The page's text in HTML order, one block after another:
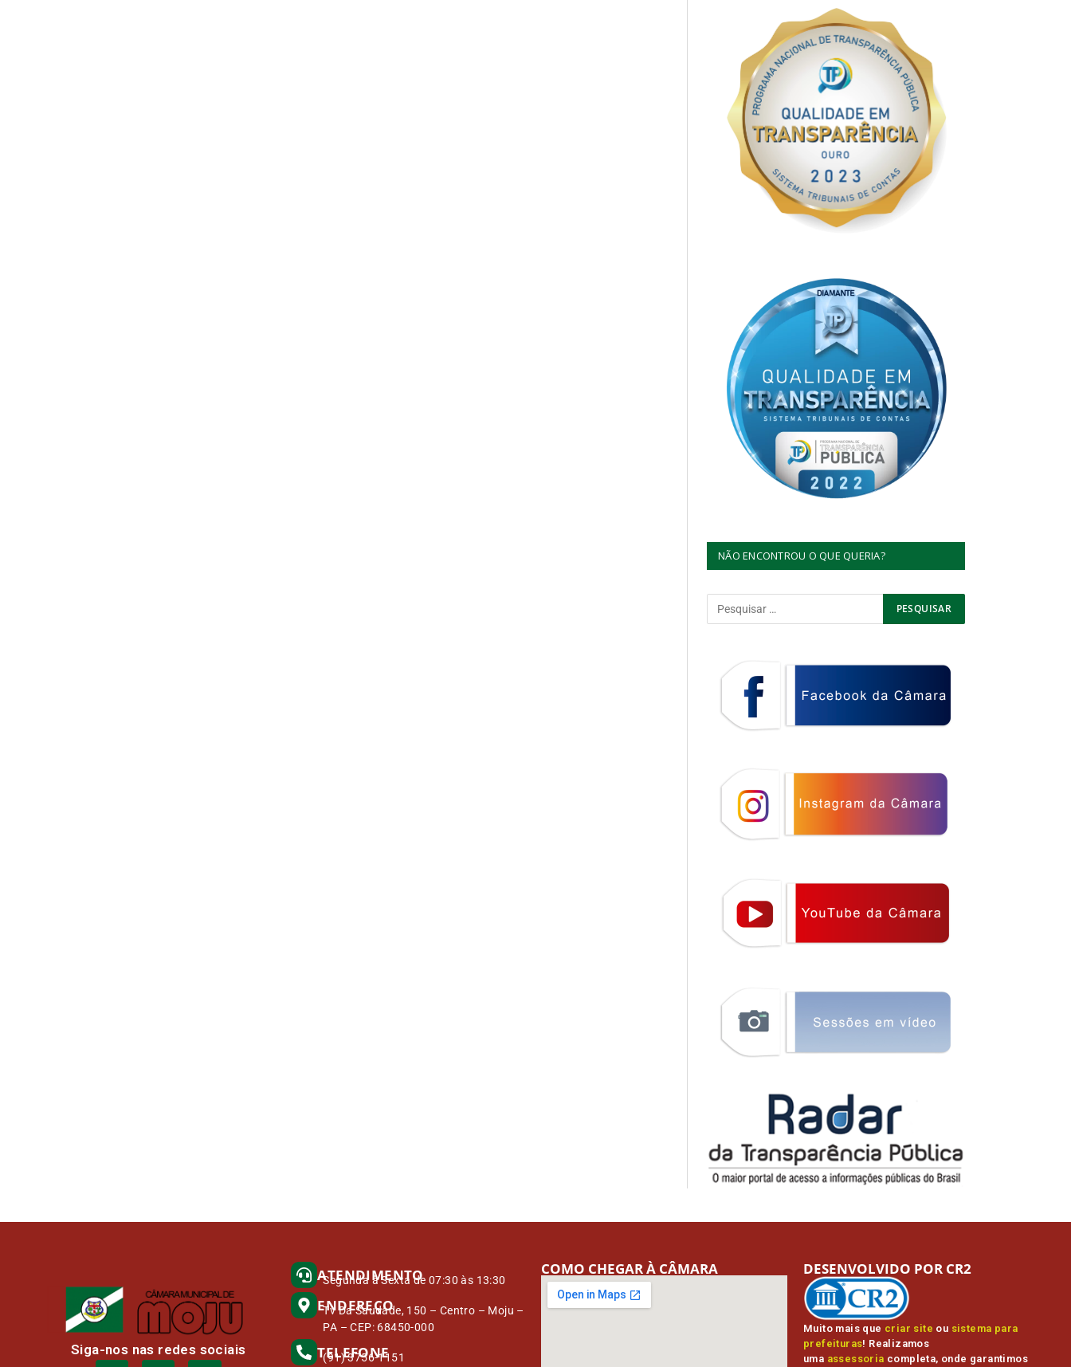
NÃO ENCONTROU O QUE QUERIA?
Siga-nos nas redes sociais
ATENDIMENTO
Segunda à Sexta de 07:30 às 13:30
ENDEREÇO
Tv Da Saudade, 150 – Centro – Moju –
PA – CEP: 68450-000
TELEFONE
(91) 3756-1151
COMO CHEGAR À CÂMARA
Muito mais que criar site ou sistema para
prefeituras! Realizamos
uma assessoria completa, onde garantimos
DESENVOLVIDO POR CR2